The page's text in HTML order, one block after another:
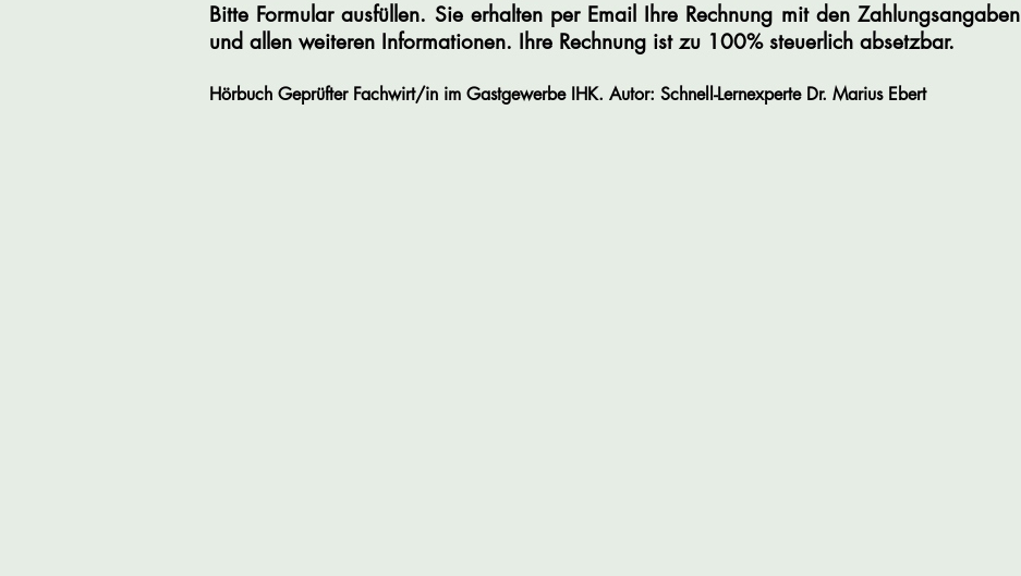
Bitte Formular ausfüllen. Sie erhalten per Email Ihre Rechnung mit den Zahlungsangaben
und allen weiteren Informationen. Ihre Rechnung ist zu 100% steuerlich absetzbar.
Hörbuch Geprüfter Fachwirt/in im Gastgewerbe IHK. Autor: Schnell-Lernexperte Dr. Marius Ebert